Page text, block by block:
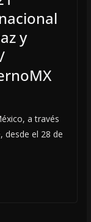
y
a través
desde el 28 de